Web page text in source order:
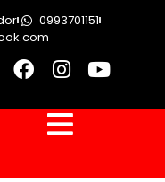
0993701151